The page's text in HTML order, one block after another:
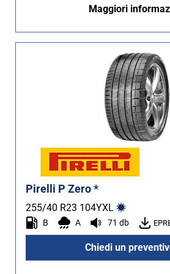
Non Run flat (2)
Maggiori
Pirelli P Zero *
255/40 R23 104YXL
B A 71 db
Chiedi un